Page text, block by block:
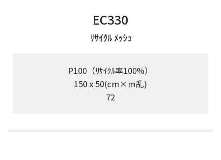
田村駒
EC330
ﾘｻｲｸﾙ ﾒｯｼｭ
P100（ﾘｻｲｸﾙ率100%）
150 x 50(cm×m乱)
72